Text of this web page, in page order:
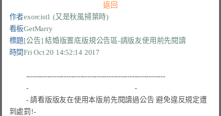
返回
作者exorcist1 (又是秋風掃葉時)
看板GetMarry
標題[公告] 結婚版置底版規公告區-請版友使用前先閱讀
時間Fri Oct 20 14:52:14 2017
-----------------------------------------------------------
-
-
- 請看版版友在使用本版前先閱讀過公告 避免違反規定遭
到處罰!-